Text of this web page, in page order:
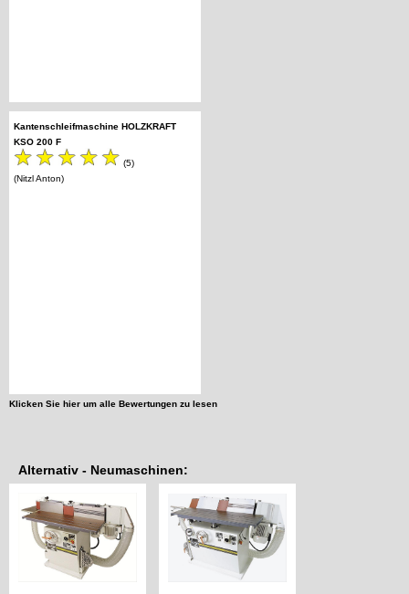
Kantenschleifmaschine HOLZKRAFT
KSO 200 F
(5)
(Nitzl Anton)
Klicken Sie hier um alle Bewertungen zu lesen
Alternativ - Neumaschinen: